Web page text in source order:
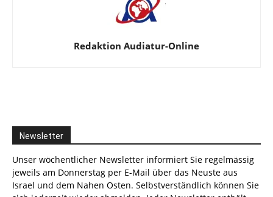
Redaktion Audiatur-Online
Newsletter
Unser wöchentlicher Newsletter informiert Sie regelmässig
jeweils am Donnerstag per E-Mail über das Neuste aus
Israel und dem Nahen Osten. Selbstverständlich können Sie